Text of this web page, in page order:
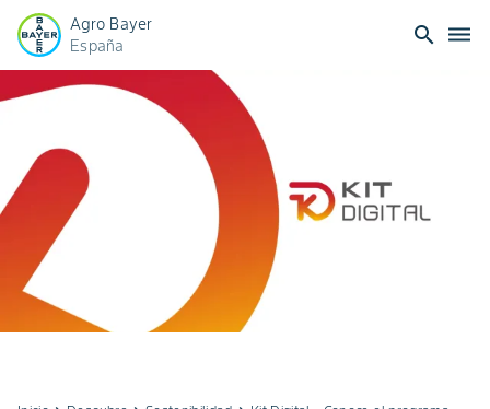
Agro Bayer
España
search dehaze